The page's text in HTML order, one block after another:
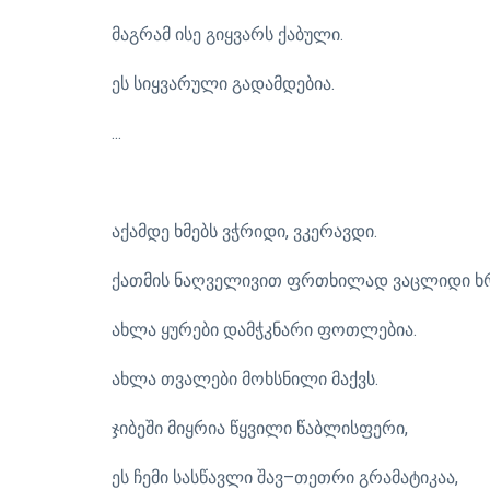
მაგრამ ისე გიყვარს ქაბული.
ეს სიყვარული გადამდებია.
...
აქამდე ხმებს ვჭრიდი, ვკერავდი.
ქათმის ნაღველივით ფრთხილად ვაცლიდი
ახლა ყურები დამჭკნარი ფოთლებია.
ახლა თვალები მოხსნილი მაქვს.
ჯიბეში მიყრია წყვილი წაბლისფერი,
ეს ჩემი სასწავლი შავ–თეთრი გრამატიკაა,